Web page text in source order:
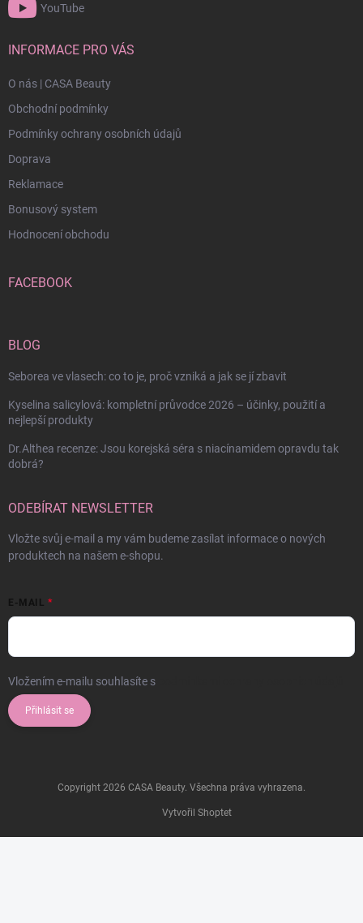
YouTube
INFORMACE PRO VÁS
O nás | CASA Beauty
Obchodní podmínky
Podmínky ochrany osobních údajů
Doprava
Reklamace
Bonusový system
Hodnocení obchodu
FACEBOOK
BLOG
Seborea ve vlasech: co to je, proč vzniká a jak se jí zbavit
Kyselina salicylová: kompletní průvodce 2026 – účinky, použití a
nejlepší produkty
Dr.Althea recenze: Jsou korejská séra s niacínamidem opravdu tak
dobrá?
ODEBÍRAT NEWSLETTER
Vložte svůj e-mail a my vám budeme zasílat informace o nových
produktech na našem e-shopu.
E-MAIL
Vložením e-mailu souhlasíte s
Přihlásit se
Vytvořil Shoptet
Copyright 2026 CASA Beauty. Všechna práva vyhrazena.